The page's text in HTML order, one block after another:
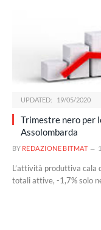
UPDATED: 19/05/2020
Trimestre nero per
Assolombarda
BY REDAZIONE BITMAT
L’attività produttiva cala
totali attive, -1,7% solo